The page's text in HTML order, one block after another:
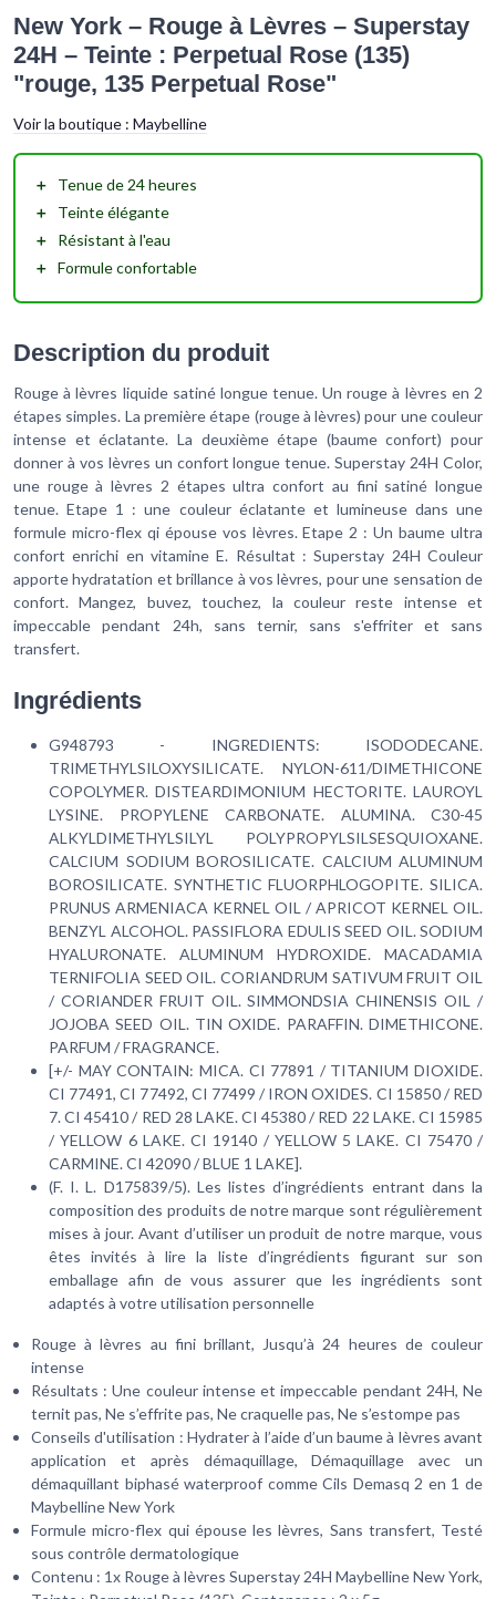
New York – Rouge à Lèvres – Superstay
24H – Teinte : Perpetual Rose (135)
"rouge, 135 Perpetual Rose"
Voir la boutique : Maybelline
＋
Tenue de 24 heures
＋
Teinte élégante
＋
Résistant à l'eau
＋ Formule confortable
Description du produit
Rouge à lèvres liquide satiné longue tenue. Un rouge à lèvres en 2
étapes simples. La première étape (rouge à lèvres) pour une couleur
intense et éclatante. La deuxième étape (baume confort) pour
donner à vos lèvres un confort longue tenue. Superstay 24H Color,
une rouge à lèvres 2 étapes ultra confort au fini satiné longue
tenue. Etape 1 : une couleur éclatante et lumineuse dans une
formule micro-flex qi épouse vos lèvres. Etape 2 : Un baume ultra
confort enrichi en vitamine E. Résultat : Superstay 24H Couleur
apporte hydratation et brillance à vos lèvres, pour une sensation de
confort. Mangez, buvez, touchez, la couleur reste intense et
impeccable pendant 24h, sans ternir, sans s'effriter et sans
transfert.
Ingrédients
G948793 - INGREDIENTS: ISODODECANE.
TRIMETHYLSILOXYSILICATE. NYLON-611/DIMETHICONE
COPOLYMER. DISTEARDIMONIUM HECTORITE. LAUROYL
LYSINE. PROPYLENE CARBONATE. ALUMINA. C30-45
ALKYLDIMETHYLSILYL POLYPROPYLSILSESQUIOXANE.
CALCIUM SODIUM BOROSILICATE. CALCIUM ALUMINUM
BOROSILICATE. SYNTHETIC FLUORPHLOGOPITE. SILICA.
PRUNUS ARMENIACA KERNEL OIL / APRICOT KERNEL OIL.
BENZYL ALCOHOL. PASSIFLORA EDULIS SEED OIL. SODIUM
HYALURONATE. ALUMINUM HYDROXIDE. MACADAMIA
TERNIFOLIA SEED OIL. CORIANDRUM SATIVUM FRUIT OIL
/ CORIANDER FRUIT OIL. SIMMONDSIA CHINENSIS OIL /
JOJOBA SEED OIL. TIN OXIDE. PARAFFIN. DIMETHICONE.
PARFUM / FRAGRANCE.
[+/- MAY CONTAIN: MICA. CI 77891 / TITANIUM DIOXIDE.
CI 77491, CI 77492, CI 77499 / IRON OXIDES. CI 15850 / RED
7. CI 45410 / RED 28 LAKE. CI 45380 / RED 22 LAKE. CI 15985
/ YELLOW 6 LAKE. CI 19140 / YELLOW 5 LAKE. CI 75470 /
CARMINE. CI 42090 / BLUE 1 LAKE].
(F. I. L. D175839/5). Les listes d’ingrédients entrant dans la
composition des produits de notre marque sont régulièrement
mises à jour. Avant d’utiliser un produit de notre marque, vous
êtes invités à lire la liste d’ingrédients figurant sur son
emballage afin de vous assurer que les ingrédients sont
adaptés à votre utilisation personnelle
Rouge à lèvres au fini brillant, Jusqu’à 24 heures de couleur
intense
Résultats : Une couleur intense et impeccable pendant 24H, Ne
ternit pas, Ne s’effrite pas, Ne craquelle pas, Ne s’estompe pas
Conseils d'utilisation : Hydrater à l’aide d’un baume à lèvres avant
application et après démaquillage, Démaquillage avec un
démaquillant biphasé waterproof comme Cils Demasq 2 en 1 de
Maybelline New York
Formule micro-flex qui épouse les lèvres, Sans transfert, Testé
sous contrôle dermatologique
Contenu : 1x Rouge à lèvres Superstay 24H Maybelline New York,